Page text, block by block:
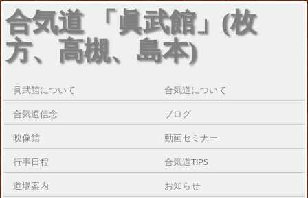
合気道 「眞武館」(枚
方、高槻、島本)
眞武館について 合気道について
合気道信念 ブログ
映像館 動画セミナー
行事日程 合気道TIPS
道場案内 お知らせ